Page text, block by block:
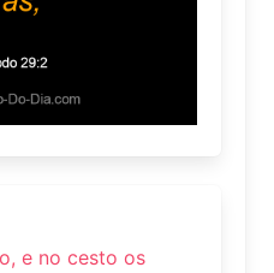
e no cesto os